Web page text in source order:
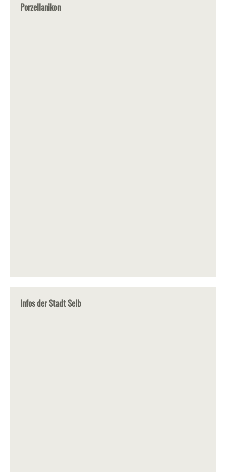
Porzellanikon
Infos der Stadt Selb